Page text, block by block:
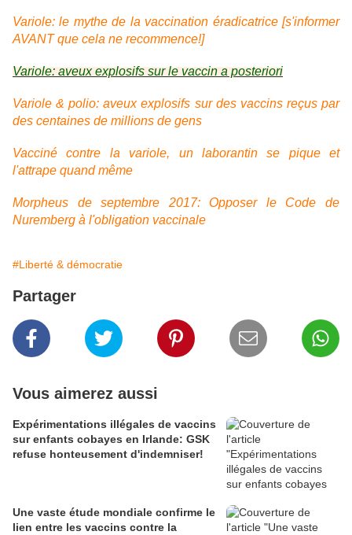
Variole: le mythe de la vaccination éradicatrice [s'informer
AVANT que cela ne recommence!]
Variole: aveux explosifs sur le vaccin a posteriori
Variole & polio: aveux explosifs sur des vaccins reçus par
des centaines de millions de gens
Vacciné contre la variole, un laborantin se pique et
l'attrape quand même
Morpheus de septembre 2017: Opposer le Code de
Nuremberg à l'obligation vaccinale
#Liberté & démocratie
Partager
Vous aimerez aussi
Expérimentations illégales de vaccins
sur enfants cobayes en Irlande: GSK
refuse honteusement d'indemniser!
Une vaste étude mondiale confirme le
lien entre les vaccins contre la